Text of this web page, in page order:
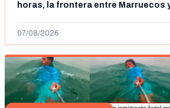
horas, la frontera entre Marruecos
07/08/2026